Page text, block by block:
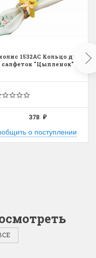
1532АС Кольцо для
салфеток "Цыпленок"
378₽
о поступлении